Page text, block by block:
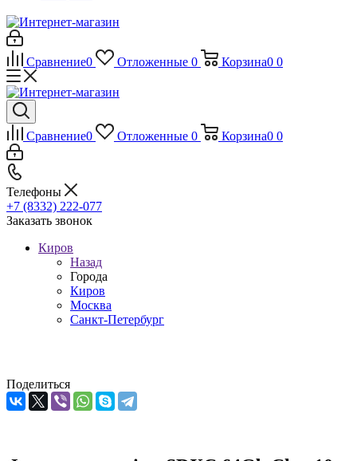
Сравнение0 Отложенные 0 Корзина0 0
Сравнение0 Отложенные 0 Корзина0 0
Телефоны
+7 (8332) 222-077
Заказать звонок
Киров
Назад
Города
Киров
Москва
Санкт-Петербург
Поделиться